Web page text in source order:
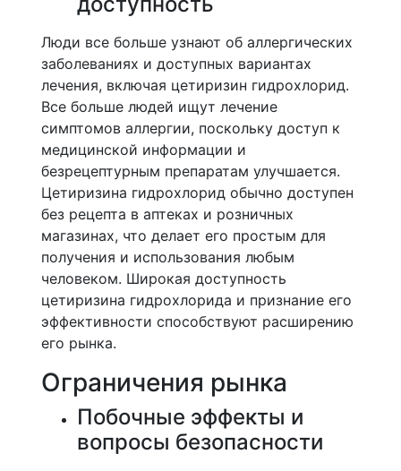
Люди все больше узнают об аллергических
заболеваниях и доступных вариантах
лечения, включая цетиризин гидрохлорид.
Все больше людей ищут лечение
симптомов аллергии, поскольку доступ к
медицинской информации и
безрецептурным препаратам улучшается.
Цетиризина гидрохлорид обычно доступен
без рецепта в аптеках и розничных
магазинах, что делает его простым для
получения и использования любым
человеком. Широкая доступность
цетиризина гидрохлорида и признание его
эффективности способствуют расширению
его рынка.
Ограничения рынка
Побочные эффекты и
вопросы безопасности